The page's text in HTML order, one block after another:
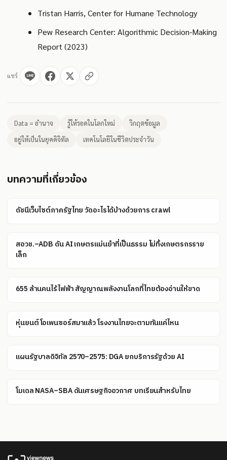
Tristan Harris, Center for Humane Technology
Pew Research Center: Algorithmic Decision-Making
Report (2023)
แชร์
Data = อำนาจ รู้ให้รอดในโลกใหม่
วิกฤตข้อมูล
อยู่ให้เป็นในยุคดิจิทัล
เทคโนโลยีในชีวิตประจำวัน
บทความที่เกี่ยวข้อง
ดัชนีเว็บไซต์ภาครัฐไทย วัดอะไรได้บ้างด้วยการ crawl
สอวช.–ADB ดัน AI เกษตรแม่นยำที่เป็นธรรม ไม่ทิ้งเกษตรกรราย
เล็ก
655 ล้านคนไร้ไฟฟ้า สัญญาณพลังงานโลกที่ไทยต้องอ่านให้ขาด
หุ่นยนต์โอเพนซอร์สมาแล้ว โรงงานไทยจะตามทันแค่ไหน
แผนรัฐบาลดิจิทัล 2570–2575: DGA ยกบริการรัฐด้วย AI
โมเดล NASA–SBA ดันเศรษฐกิจอวกาศ บทเรียนสำหรับไทย